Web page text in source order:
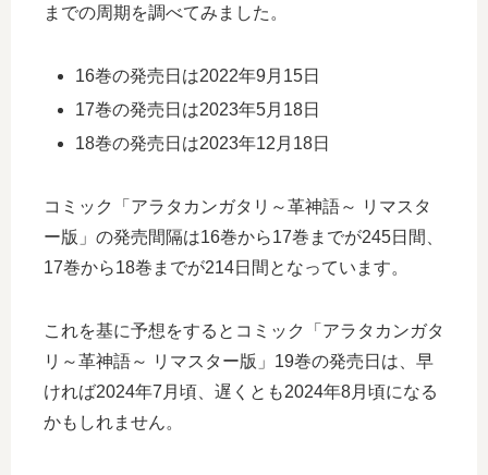
までの周期を調べてみました。
16巻の発売日は2022年9月15日
17巻の発売日は2023年5月18日
18巻の発売日は2023年12月18日
コミック「アラタカンガタリ～革神語～ リマスタ
ー版」の発売間隔は16巻から17巻までが245日間、
17巻から18巻までが214日間となっています。
これを基に予想をするとコミック「アラタカンガタ
リ～革神語～ リマスター版」19巻の発売日は、早
ければ2024年7月頃、遅くとも2024年8月頃になる
かもしれません。